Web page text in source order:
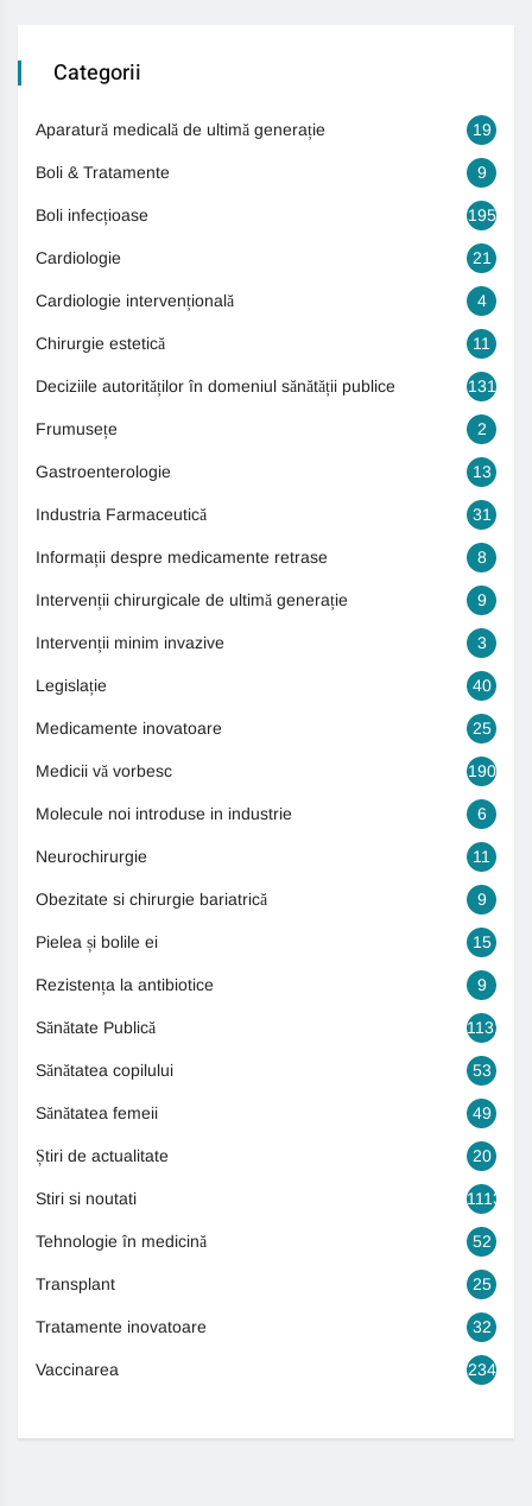
Categorii
Aparatură medicală de ultimă generație 19
Boli & Tratamente 9
Boli infecțioase 195
Cardiologie 21
Cardiologie intervențională 4
Chirurgie estetică 11
Deciziile autorităților în domeniul sănătății publice 131
Frumusețe 2
Gastroenterologie 13
Industria Farmaceutică 31
Informații despre medicamente retrase 8
Intervenții chirurgicale de ultimă generație 9
Intervenții minim invazive 3
Legislație 40
Medicamente inovatoare 25
Medicii vă vorbesc 190
Molecule noi introduse in industrie 6
Neurochirurgie 11
Obezitate si chirurgie bariatrică 9
Pielea și bolile ei 15
Rezistența la antibiotice 9
Sănătate Publică 1131
Sănătatea copilului 53
Sănătatea femeii 49
Știri de actualitate 20
Stiri si noutati 1113
Tehnologie în medicină 52
Transplant 25
Tratamente inovatoare 32
Vaccinarea 234